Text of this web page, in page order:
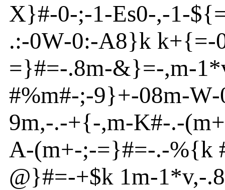
X}#-0-;-1-Es0-,-1-${
.:-0W-0:-A8}k k+{=-
=}#=-.8m-&}=-,m-
#%m#-;-9}+-08m-W-
9m,-.-+{-,m-K#-.-(m+
A-(m+-;-=}#=-.-%{k
@}#=-+$k 1m-1*v,-